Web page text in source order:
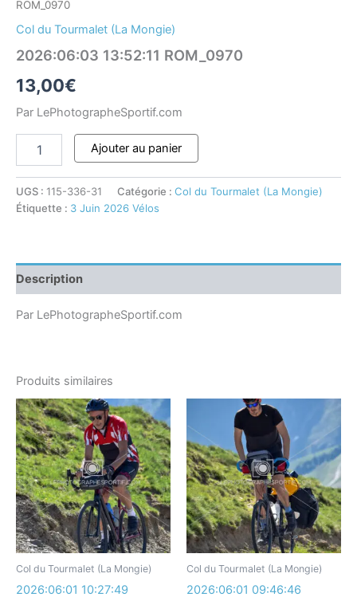
ROM_0970
Col du Tourmalet (La Mongie)
2026:06:03 13:52:11 ROM_0970
13,00€
Par LePhotographeSportif.com
Ajouter au panier
UGS : 115-336-31 Catégorie : Col du Tourmalet (La Mongie)
Étiquette : 3 Juin 2026 Vélos
Description
Par LePhotographeSportif.com
Produits similaires
Col du Tourmalet (La Mongie)
2026:06:01 10:27:49
Col du Tourmalet (La Mongie)
2026:06:01 09:46:46